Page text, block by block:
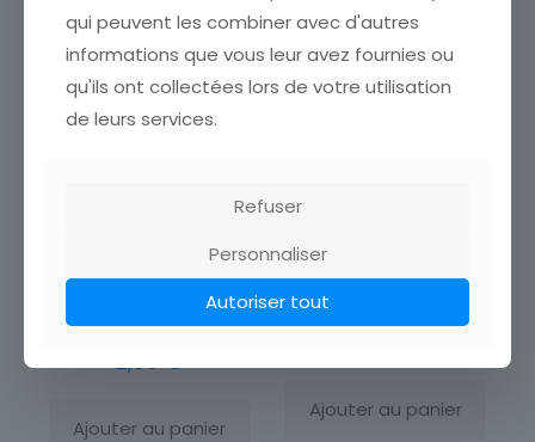
Carte postale la
transfiguration le christ
moise et elie église saint
2,00€
Ajouter au panier
transfiguration église saint
Ajouter au panier
qui peuvent les combiner avec d'autres
informations que vous leur avez fournies ou
qu'ils ont collectées lors de votre utilisation
de leurs services.
Refuser
Personnaliser
Autoriser tout